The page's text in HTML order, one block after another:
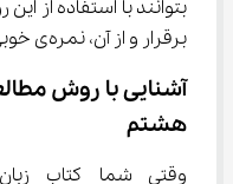
برقرار و از آن، نمره‌ی خوبی کسب کنند.
آشنایی با روش
هشتم